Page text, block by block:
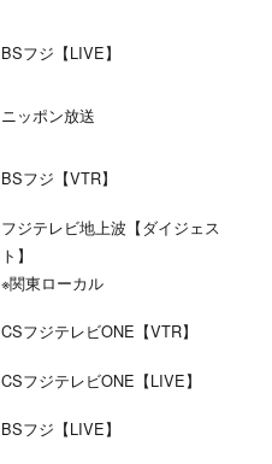
BSフジ【LIVE】
ニッポン放送
BSフジ【VTR】
フジテレビ地上波【ダイジェス
ト】
※関東ローカル
CSフジテレビONE【VTR】
CSフジテレビONE【LIVE】
BSフジ【LIVE】